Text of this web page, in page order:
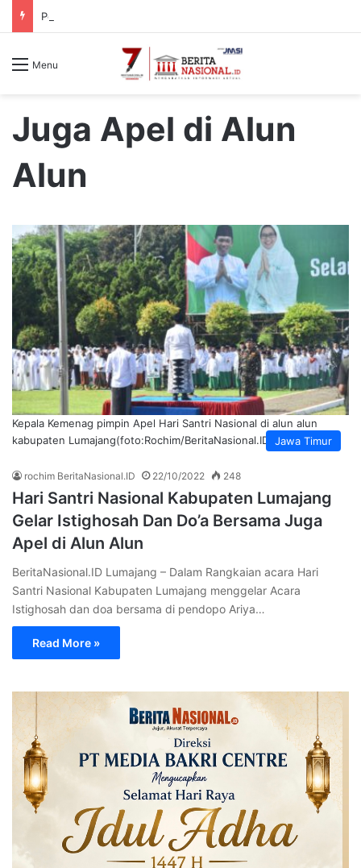
Menu
Juga Apel di Alun
Alun
Jawa Timur
Kepala Kemenag pimpin Apel Hari Santri Nasional di alun alun
kabupaten Lumajang(foto:Rochim/BeritaNasional.ID)
rochim BeritaNasional.ID 22/10/2022 248
Hari Santri Nasional Kabupaten Lumajang
Gelar Istighosah Dan Do’a Bersama Juga
Apel di Alun Alun
BeritaNasional.ID Lumajang – Dalam Rangkaian acara Hari
Santri Nasional Kabupaten Lumajang menggelar Acara
Istighosah dan doa bersama di pendopo Ariya…
Read More »